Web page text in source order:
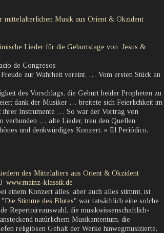
mittelalterlichen Musik aus Orient & Okzident
Lieder für die Geburtstage von Jesus &
de Congresos
zur Wahrheit vereint. … Vom ersten Stück an
des Vorschlags, die Geburt beider Propheten zu
dank der Musiker … breitete sich Feierlichkeit im
Instrumente … So war der Vortrag von
verbunden … alte Lieder, treu den Quellen
und denkwürdiges Konzert. » El Periódico,
des Mittelalters aus Orient & Okzident
www.mainz-klassik.de
einem Konzert alles, aber auch alles stimmt, ist
"Die Stimme des Blutes" war tatsächlich eine solche
Repertoireauswahl, die musikwissenschaftlich-
natürlichem Musikantentum, die
religiösen Gehalt der Werke hinwegmusizierte,